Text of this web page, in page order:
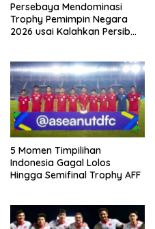
Persebaya Mendominasi
Trophy Pemimpin Negara
2026 usai Kalahkan Persib
5 Momen Timpilihan
Indonesia Gagal Lolos
Hingga Semifinal Trophy AFF